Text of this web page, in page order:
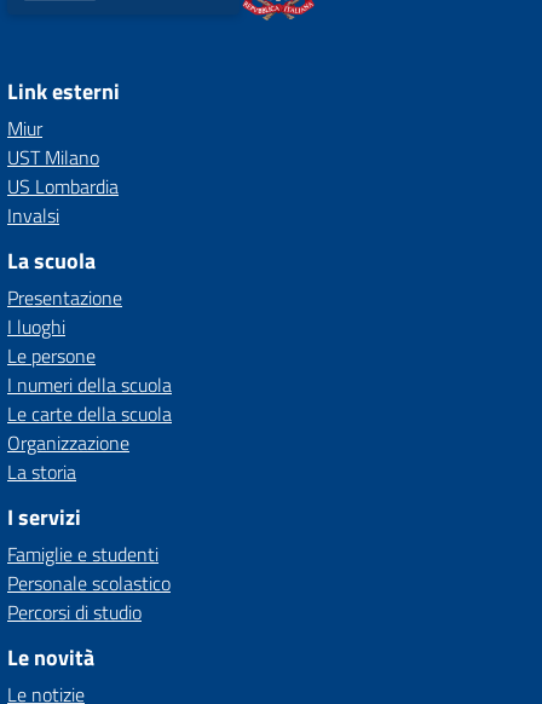
Link esterni
Miur
UST Milano
US Lombardia
Invalsi
La scuola
Presentazione
I luoghi
Le persone
I numeri della scuola
Le carte della scuola
Organizzazione
La storia
I servizi
Famiglie e studenti
Personale scolastico
Percorsi di studio
Le novità
Le notizie